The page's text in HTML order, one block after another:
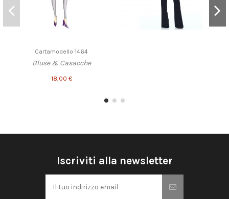
Cartamodello 1464
Bluse & Casacche
18,00 €
Iscriviti alla newsletter